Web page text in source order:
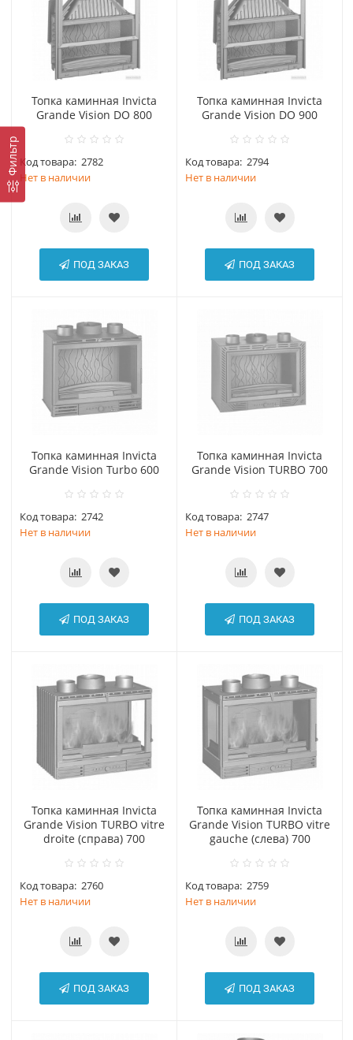
Фильтр
Топка каминная Invicta
Grande Vision DO 800
Код товара: 2782
Нет в наличии
ПОД ЗАКАЗ
Топка каминная Invicta
Grande Vision DO 900
Код товара: 2794
Нет в наличии
ПОД ЗАКАЗ
Топка каминная Invicta
Grande Vision Turbo 600
Код товара: 2742
Нет в наличии
ПОД ЗАКАЗ
Топка каминная Invicta
Grande Vision TURBO 700
Код товара: 2747
Нет в наличии
ПОД ЗАКАЗ
Топка каминная Invicta
Grande Vision TURBO vitre
droite (справа) 700
Код товара: 2760
Нет в наличии
ПОД ЗАКАЗ
Топка каминная Invicta
Grande Vision TURBO vitre
gauche (слева) 700
Код товара: 2759
Нет в наличии
ПОД ЗАКАЗ